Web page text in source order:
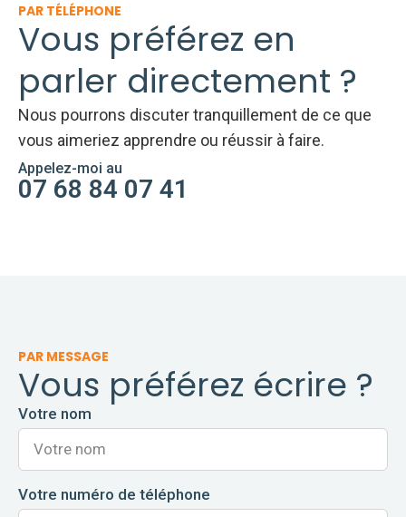
PAR TÉLÉPHONE
Vous préférez en
parler directement ?
Nous pourrons discuter tranquillement de ce que
vous aimeriez apprendre ou réussir à faire.
Appelez-moi au
07 68 84 07 41
PAR MESSAGE
Vous préférez écrire ?
Votre nom
Votre numéro de téléphone